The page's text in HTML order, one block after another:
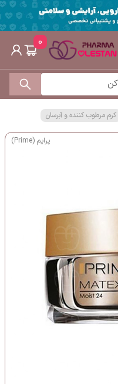
0
کرم مرطوب کننده و آبرسان
پرایم (Prime)